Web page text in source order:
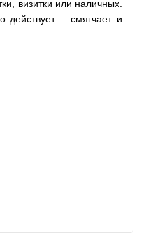
визитки или наличных.
действует – смягчает и